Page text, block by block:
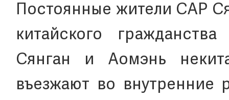
Постоянные жители САР
китайского
Сянган и Аомэнь
въезжают во внутренние